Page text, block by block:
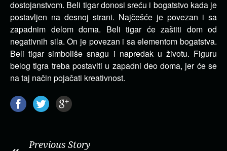
dostojanstvom. Beli tigar donosi sreću i bogatstvo kada je
postavljen na desnoj strani. Najčešće je povezan i sa
zapadnim delom doma. Beli tigar će zaštiti dom od
negativnih sila. On je povezan i sa elementom bogatstva.
Beli tigar simboliše snagu i napredak u životu. Figuru
belog tigra treba postaviti u zapadni deo doma, jer će se
na taj način pojačati kreativnost.
Previous Story